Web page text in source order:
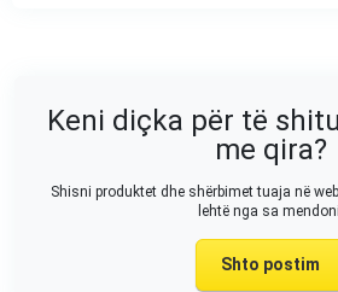
Keni diçka për të
me qira?
Shisni produktet dhe shërbimet tuaja në
lehtë nga sa
Shto postim